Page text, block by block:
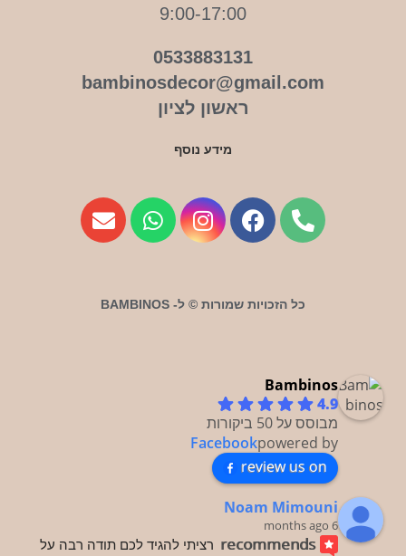
9:00-17:00
0533883131
bambinosdecor@gmail.com
ראשון לציון
מידע נוסף
כל הזכויות שמורות © ל- BAMBINOS
Bambinos
4.9
מבוסס על 50 ביקורות
powered by
Facebook
review us on
Noam Mimouni
6 months ago
recommends